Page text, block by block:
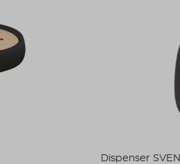
Dispenser SVEN